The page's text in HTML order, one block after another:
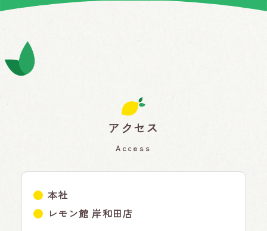
アクセス
Access
本社
レモン館 岸和田店